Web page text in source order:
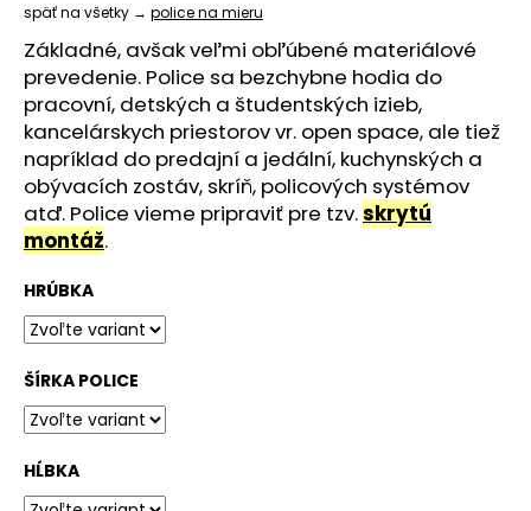
5
hviezdičiek.
späť na všetky → police na mieru
Základné, avšak veľmi obľúbené materiálové
prevedenie. Police sa bezchybne hodia do
pracovní, detských a študentských izieb,
kancelárskych priestorov vr. open space, ale tiež
napríklad do predajní a jedální, kuchynských a
obývacích zostáv, skríň, policových systémov
atď. Police vieme pripraviť pre tzv.skrytú
montáž.
HRÚBKA
ŠÍRKA POLICE
HĹBKA
O
d
p
o
r
ú
č
a
m
e
STOLOVÁ
DOSKA
BARDOLINO
PRÍRODNÝ
180,51
€